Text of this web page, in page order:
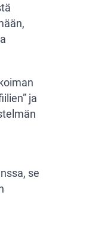
ja
se